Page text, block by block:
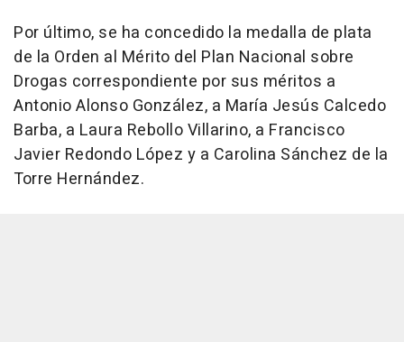
Por último, se ha concedido la medalla de plata
de la Orden al Mérito del Plan Nacional sobre
Drogas correspondiente por sus méritos a
Antonio Alonso González, a María Jesús Calcedo
Barba, a Laura Rebollo Villarino, a Francisco
Javier Redondo López y a Carolina Sánchez de la
Torre Hernández.